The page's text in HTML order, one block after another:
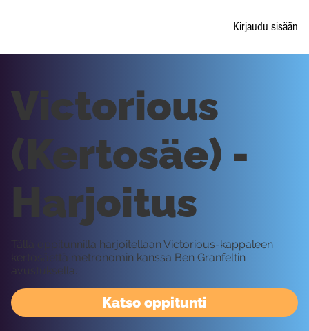
Kirjaudu sisään
Katso oppitunti
Victorious
(Kertosäe) -
Harjoitus
Tällä oppitunnilla harjoitellaan Victorious-kappaleen
kertosäettä metronomin kanssa Ben Granfeltin
avustuksella.